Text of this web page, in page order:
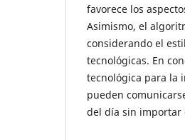
favorece los
Asimismo, el
considerando el
tecnológicas. En
tecnológica para la
pueden
del día sin importar